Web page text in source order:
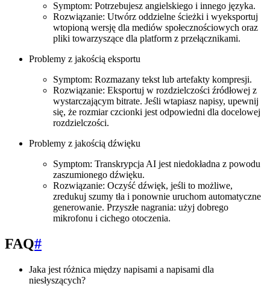
Symptom: Potrzebujesz angielskiego i innego języka.
Rozwiązanie: Utwórz oddzielne ścieżki i wyeksportuj
wtopioną wersję dla mediów społecznościowych oraz
pliki towarzyszące dla platform z przełącznikami.
Problemy z jakością eksportu
Symptom: Rozmazany tekst lub artefakty kompresji.
Rozwiązanie: Eksportuj w rozdzielczości źródłowej z
wystarczającym bitrate. Jeśli wtapiasz napisy, upewnij
się, że rozmiar czcionki jest odpowiedni dla docelowej
rozdzielczości.
Problemy z jakością dźwięku
Symptom: Transkrypcja AI jest niedokładna z powodu
zaszumionego dźwięku.
Rozwiązanie: Oczyść dźwięk, jeśli to możliwe,
zredukuj szumy tła i ponownie uruchom automatyczne
generowanie. Przyszłe nagrania: użyj dobrego
mikrofonu i cichego otoczenia.
FAQ#
Jaka jest różnica między napisami a napisami dla
niesłyszących?